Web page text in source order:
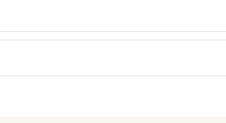
w 100% biodegradowalnego, rozpuszczającego się w
spłukanie). Do użycia w domu, w podróży, po wysiłku
kompozycji zapachowej.
SODIUM BENZOATE, GLYCERYL OLEATE,